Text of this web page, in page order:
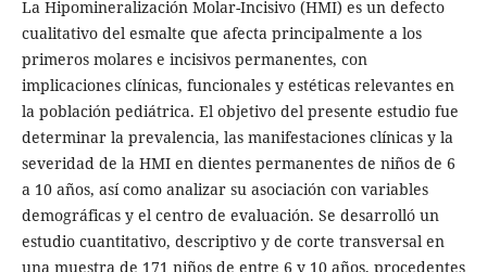
La Hipomineralización Molar-Incisivo (HMI) es un defecto
cualitativo del esmalte que afecta principalmente a los
primeros molares e incisivos permanentes, con
implicaciones clínicas, funcionales y estéticas relevantes en
la población pediátrica. El objetivo del presente estudio fue
determinar la prevalencia, las manifestaciones clínicas y la
severidad de la HMI en dientes permanentes de niños de 6
a 10 años, así como analizar su asociación con variables
demográficas y el centro de evaluación. Se desarrolló un
estudio cuantitativo, descriptivo y de corte transversal en
una muestra de 171 niños de entre 6 y 10 años, procedentes